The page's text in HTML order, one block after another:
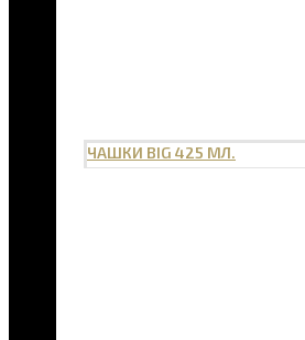
ЧАШКИ BIG 425 МЛ.